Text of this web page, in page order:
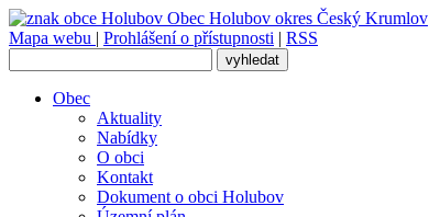
Obec Holubov okres Český Krumlov
Mapa webu | Prohlášení o přístupnosti | RSS
Obec
Aktuality
Nabídky
O obci
Kontakt
Dokument o obci Holubov